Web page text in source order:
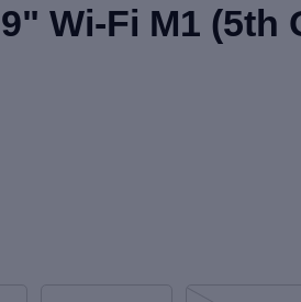
Wi-Fi M1 (5th